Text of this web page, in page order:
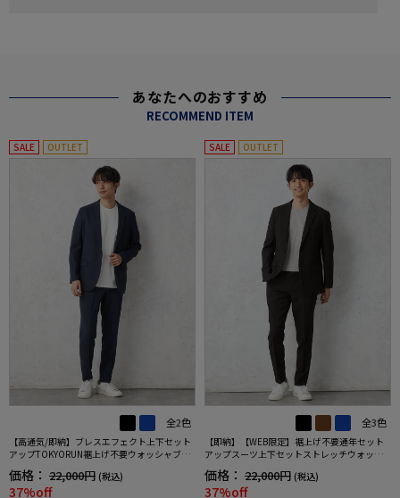
あなたへのおすすめ
RECOMMEND ITEM
SALE OUTLET
全2色
【高通気/即納】ブレスエフェクト上下セット
アップTOKYORUN裾上げ不要ウォッシャブル
ストレッチブレスエフェクト生地背抜き2ボタ
ンジャケットウエストシャーリングノータッ
クパンツ
価格： 22,000円 (税込)
37%off
SALE OUTLET
全3色
【即納】【WEB限定】裾上げ不要通年セット
アップスーツ上下セットストレッチウォッシ
ャブル【TOKYORUN】
価格： 22,000円 (税込)
37%off